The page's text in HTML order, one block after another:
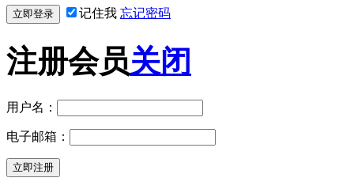
记住我 忘记密码
注册会员关闭
用户名：
电子邮箱：